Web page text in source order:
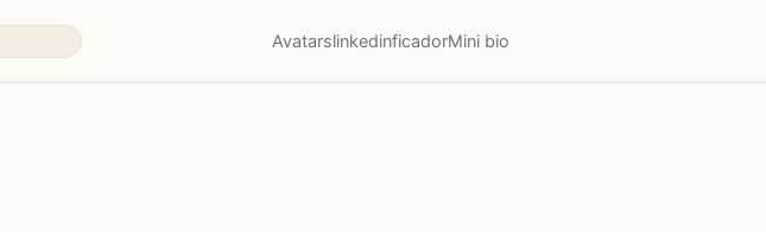
AvatarslinkedinficadorMini bio